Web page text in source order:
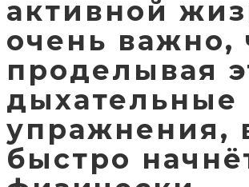
активной
очень важно,
проделывая
дыхательные
упражнения,
быстро